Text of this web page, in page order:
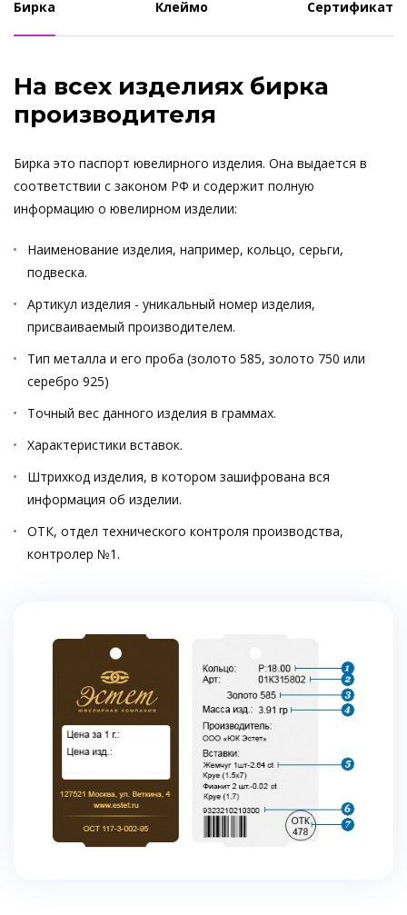
Бирка Клеймо Сертификат
На всех изделиях бирка
производителя
Бирка это паспорт ювелирного изделия. Она выдается в
соответствии с законом РФ и содержит полную
информацию о ювелирном изделии:
Наименование изделия, например, кольцо, серьги,
подвеска.
Артикул изделия - уникальный номер изделия,
присваиваемый производителем.
Тип металла и его проба (золото 585, золото 750 или
серебро 925)
Точный вес данного изделия в граммах.
Характеристики вставок.
Штрихкод изделия, в котором зашифрована вся
информация об изделии.
ОТК, отдел технического контроля производства,
контролер №1.